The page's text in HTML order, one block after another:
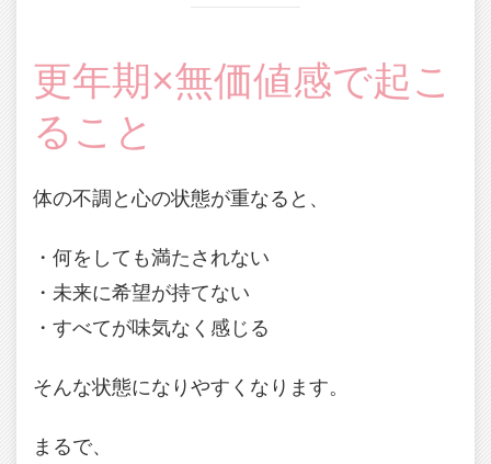
更年期×無価値感で起こ
ること
体の不調と心の状態が重なると、
・何をしても満たされない
・未来に希望が持てない
・すべてが味気なく感じる
そんな状態になりやすくなります。
まるで、